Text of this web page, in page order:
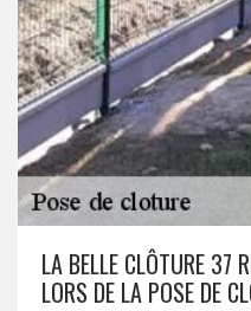
LA BELLE CLÔTURE 37
LORS DE LA POSE DE